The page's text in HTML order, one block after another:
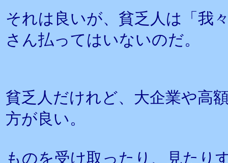
それは良いが、貧乏人は「我
さん払ってはいないのだ。
貧乏人だけれど、大企業や高
方が良い。
ものを受け取ったり、見たり